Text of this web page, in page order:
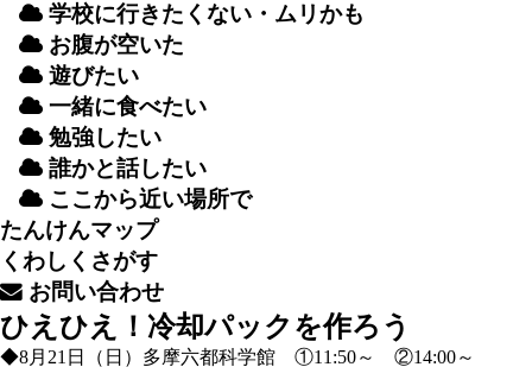
学校に行きたくない・ムリかも
お腹が空いた
遊びたい
一緒に食べたい
勉強したい
誰かと話したい
ここから近い場所で
たんけんマップ
くわしくさがす
お問い合わせ
ひえひえ！冷却パックを作ろう
◆8月21日（日）多摩六都科学館 ①11:50～ ②14:00～